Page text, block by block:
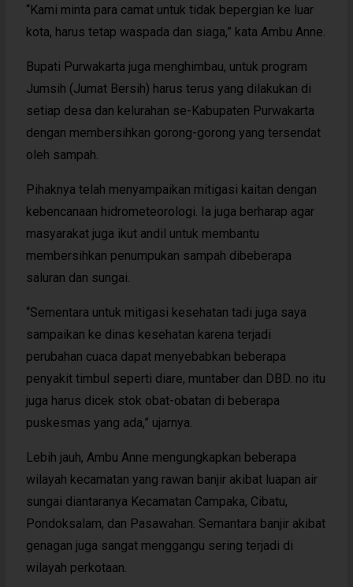
“Kami minta para camat untuk tidak bepergian ke luar
kota, harus tetap waspada dan siaga,” kata Ambu Anne.
Bupati Purwakarta juga menghimbau, untuk program
Jumsih (Jumat Bersih) harus terus yang dilakukan di
setiap desa dan kelurahan se-Kabupaten Purwakarta
dengan membersihkan gorong-gorong yang tersendat
oleh sampah.
Pihaknya telah menyampaikan mitigasi kaitan dengan
kebencanaan hidrometeorologi. Ia juga berharap agar
masyarakat juga ikut andil untuk membantu
membersihkan penumpukan sampah dibeberapa
saluran dan sungai.
“Sementara untuk mitigasi kesehatan tadi juga saya
sampaikan ke dinas kesehatan karena terjadi
perubahan cuaca dapat menyebabkan beberapa
penyakit timbul seperti diare, muntaber dan DBD. no itu
juga harus dicek stok obat-obatan di beberapa
puskesmas yang ada,” ujarnya.
Lebih jauh, Ambu Anne mengungkapkan beberapa
wilayah kecamatan yang rawan banjir akibat luapan air
sungai diantaranya Kecamatan Campaka, Cibatu,
Pondoksalam, dan Pasawahan. Semantara banjir akibat
genagan juga sangat menggangu sering terjadi di
wilayah perkotaan.